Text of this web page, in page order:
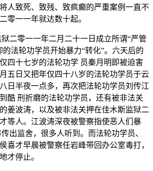
人致死、致残、致疯癫的严重案例一直不
零一一年就达数十起。
二零一一年二月二十一日成立所谓“严管
的法轮功学员开始暴力“转化”。六天后的
四十七岁的法轮功学 员秦月明即被迫害
五日又把年仅四十八岁的法轮功学员于云
日半夜一点多，再次把法轮功学员刘传江
酷 刑折磨的法轮功学员，还有被非法关
姜波涛，以及被非法关押在佳木斯监狱二
等人。江波涛深夜被警察指使恶人们暴
出监舍，很多人听到。而法轮功学员、
喜才早晨被警察任岩峰带回办公室毒打，
才停止。